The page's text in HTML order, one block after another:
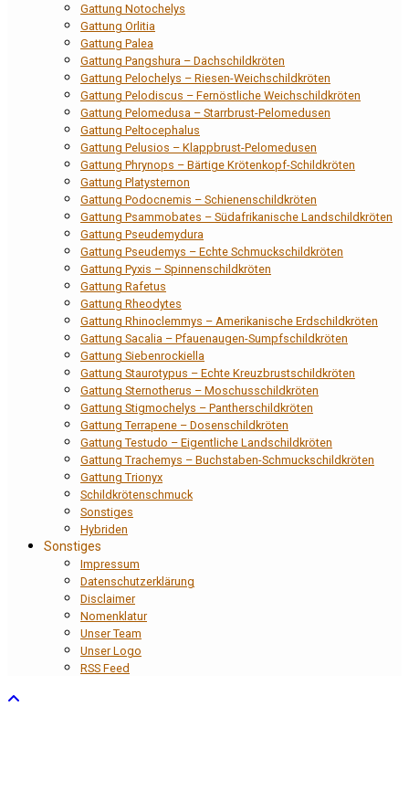
Gattung Notochelys
Gattung Orlitia
Gattung Palea
Gattung Pangshura – Dachschildkröten
Gattung Pelochelys – Riesen-Weichschildkröten
Gattung Pelodiscus – Fernöstliche Weichschildkröten
Gattung Pelomedusa – Starrbrust-Pelomedusen
Gattung Peltocephalus
Gattung Pelusios – Klappbrust-Pelomedusen
Gattung Phrynops – Bärtige Krötenkopf-Schildkröten
Gattung Platysternon
Gattung Podocnemis – Schienenschildkröten
Gattung Psammobates – Südafrikanische Landschildkröten
Gattung Pseudemydura
Gattung Pseudemys – Echte Schmuckschildkröten
Gattung Pyxis – Spinnenschildkröten
Gattung Rafetus
Gattung Rheodytes
Gattung Rhinoclemmys – Amerikanische Erdschildkröten
Gattung Sacalia – Pfauenaugen-Sumpfschildkröten
Gattung Siebenrockiella
Gattung Staurotypus – Echte Kreuzbrustschildkröten
Gattung Sternotherus – Moschusschildkröten
Gattung Stigmochelys – Pantherschildkröten
Gattung Terrapene – Dosenschildkröten
Gattung Testudo – Eigentliche Landschildkröten
Gattung Trachemys – Buchstaben-Schmuckschildkröten
Gattung Trionyx
Schildkrötenschmuck
Sonstiges
Hybriden
Sonstiges
Impressum
Datenschutzerklärung
Disclaimer
Nomenklatur
Unser Team
Unser Logo
RSS Feed